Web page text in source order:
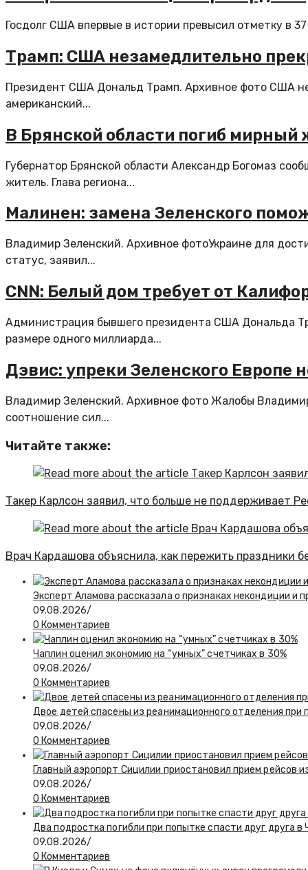
Госдолг США впервые в истории превысил отметку в
Трамп: США незамедлительно
Президент США Дональд Трамп. Архивное фото США
американский...
В Брянской области погиб
Губернатор Брянской области Александр Богомаз
житель. Глава региона...
Малинен: замена Зеленского
Владимир Зеленский. Архивное фотоУкраине для
статус, заявил...
CNN: Белый дом требует от
Администрация бывшего президента США Дональда
размере одного миллиарда...
Дэвис: упреки Зеленского Европе
Владимир Зеленский. Архивное фото Жалобы
соотношение сил...
Читайте также:
Такер Карлсон заявил, что больше не поддерживает
Врач Кардашова объяснила, как пережить праздники
Эксперт Аламова рассказала о признаках некондиции и
09.08.2026/
0 Комментариев
Чаплин оценил экономию на “умных” счетчиках в 30%
09.08.2026/
0 Комментариев
Двое детей спасены из реанимационного отделения при
09.08.2026/
0 Комментариев
Главный аэропорт Сицилии приостановил прием рейсов
09.08.2026/
0 Комментариев
Два подростка погибли при попытке спасти друг друга в
09.08.2026/
0 Комментариев